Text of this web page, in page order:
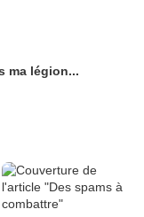
ma légion...